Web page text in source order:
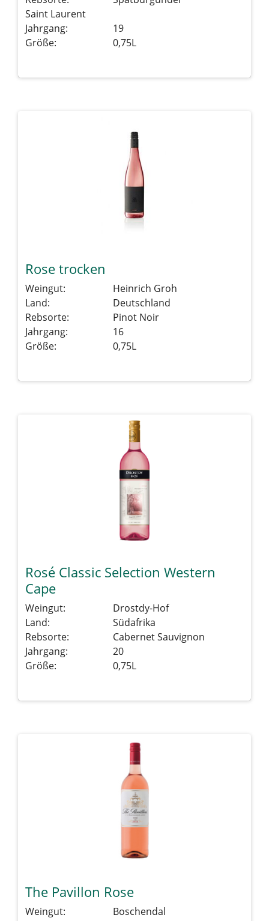
Saint Laurent
Jahrgang:
19
Größe:
0,75L
Rose trocken
Weingut:
Heinrich Groh
Land:
Deutschland
Rebsorte:
Pinot Noir
Jahrgang:
16
Größe:
0,75L
Rosé Classic Selection Western
Cape
Weingut:
Drostdy-Hof
Land:
Südafrika
Rebsorte:
Cabernet Sauvignon
Jahrgang:
20
Größe:
0,75L
The Pavillon Rose
Weingut:
Boschendal